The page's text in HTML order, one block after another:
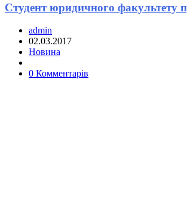
Студент юридичного факультету
admin
02.03.2017
Новина
0 Комментарів